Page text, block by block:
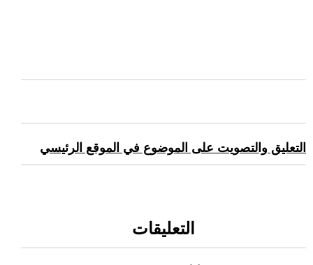
التعليق والتصويت على الموضوع في الموقع الرئيسي
التعليقات